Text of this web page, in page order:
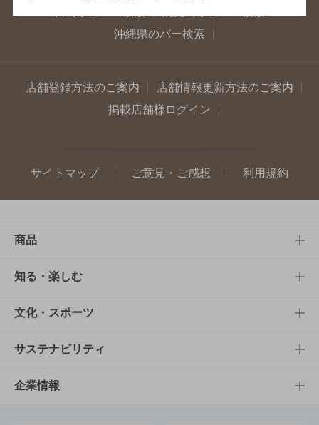
沖縄県のバー検索
店舗登録方法のご案内
店舗情報更新方法のご案内
掲載店舗様ログイン
サイトマップ ご意見・ご感想 利用規約
商品
商品TOP
商品一覧
商品発売情報
栄養成分一覧
知る・楽しむ
知る・楽しむTOP
キャンペーン
工場見学
文化・スポーツ
文化・スポーツTOP
サントリーホール
サステナビリティ
サステナビリティTOP
企業情報